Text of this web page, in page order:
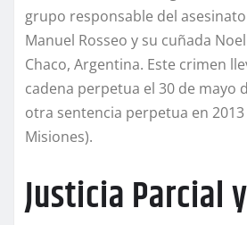
grupo responsable del
Manuel Rosseo y su cuñada
Chaco, Argentina. Este crimen
cadena perpetua el 30 de mayo
otra sentencia perpetua en 2013
Misiones).
Justicia Parcial